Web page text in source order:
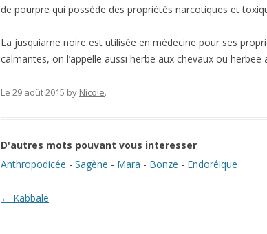
de pourpre qui possède des propriétés narcotiques et
La jusquiame noire est utilisée en médecine pour ses
calmantes, on l’appelle aussi herbe aux chevaux ou herbee
Le 29 août 2015 by Nicole.
D'autres mots pouvant vous interesser
Anthropodicée - Sagène - Mara - Bonze - Endoréique
Navigation des articles
← Kabbale